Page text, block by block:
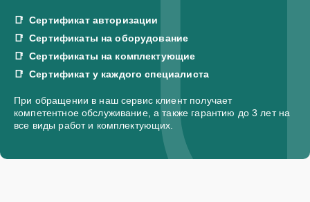
Сертификат авторизации
Сертификаты на оборудование
Сертификаты на комплектующие
Сертификат у каждого специалиста
При обращении в наш сервис клиент получает
компетентное обслуживание, а также гарантию до 3 лет на
все виды работ и комплектующих.